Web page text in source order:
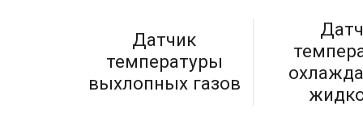
Датчик
температуры
выхлопных газов